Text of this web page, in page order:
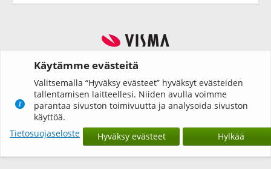
Käytämme evästeitä
Valitsemalla “Hyväksy evästeet” hyväksyt evästeiden
tallentamisen laitteellesi. Niiden avulla voimme
parantaa sivuston toimivuutta ja analysoida sivuston
käyttöä.
Tietosuojaseloste
Hyväksy evästeet Hylkää